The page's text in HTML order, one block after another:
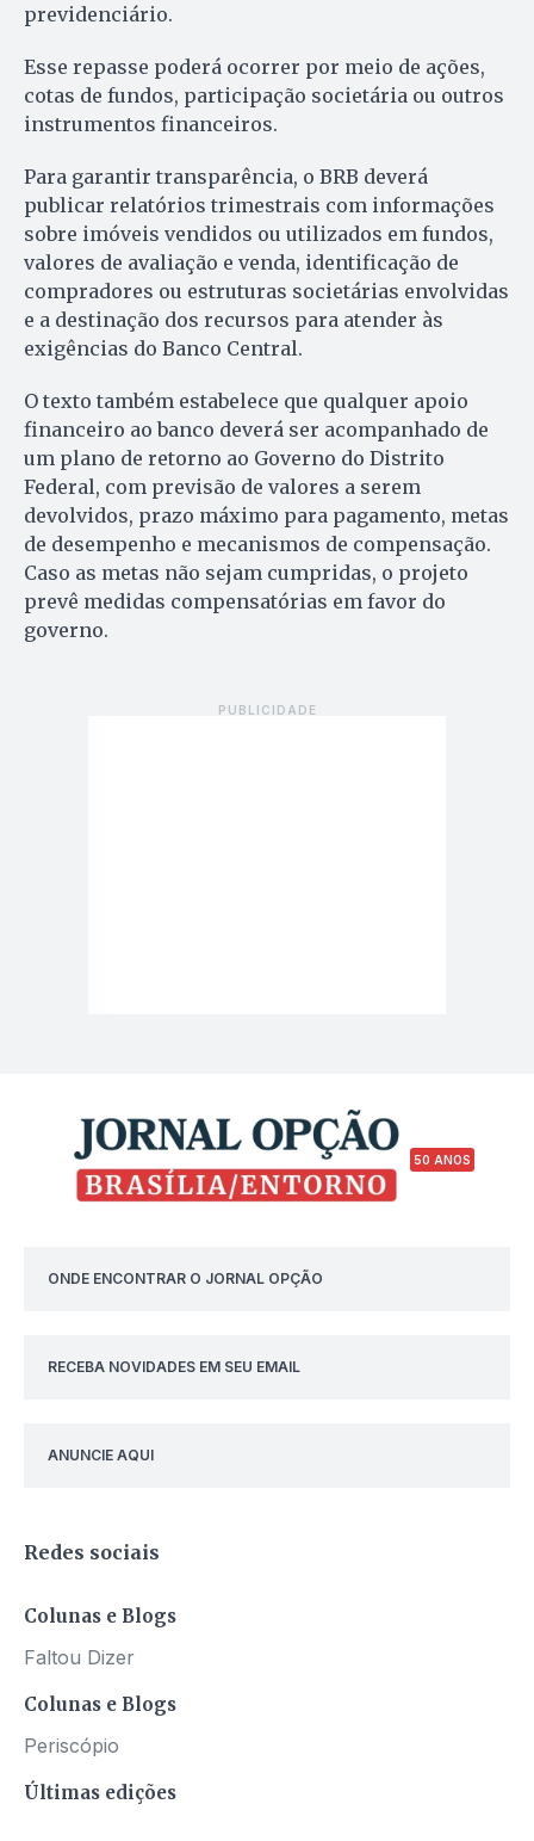
previdenciário.
Esse repasse poderá ocorrer por meio de ações,
cotas de fundos, participação societária ou outros
instrumentos financeiros.
Para garantir transparência, o BRB deverá
publicar relatórios trimestrais com informações
sobre imóveis vendidos ou utilizados em fundos,
valores de avaliação e venda, identificação de
compradores ou estruturas societárias envolvidas
e a destinação dos recursos para atender às
exigências do Banco Central.
O texto também estabelece que qualquer apoio
financeiro ao banco deverá ser acompanhado de
um plano de retorno ao Governo do Distrito
Federal, com previsão de valores a serem
devolvidos, prazo máximo para pagamento, metas
de desempenho e mecanismos de compensação.
Caso as metas não sejam cumpridas, o projeto
prevê medidas compensatórias em favor do
governo.
50 ANOS
ONDE ENCONTRAR O JORNAL OPÇÃO
RECEBA NOVIDADES EM SEU EMAIL
ANUNCIE AQUI
Redes sociais
Colunas e Blogs
Faltou Dizer
Colunas e Blogs
Periscópio
Últimas edições